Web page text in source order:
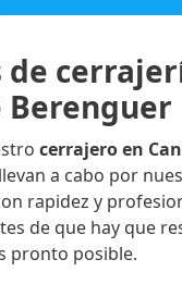
de
Berenguer
cerrajero en
a cabo por
rapidez y
de que hay que
pronto posible.